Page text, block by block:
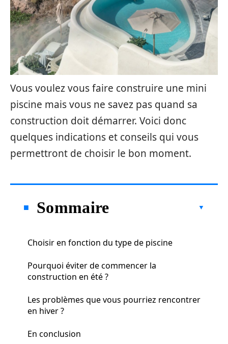
Vous voulez vous faire construire une mini
piscine mais vous ne savez pas quand sa
construction doit démarrer. Voici donc
quelques indications et conseils qui vous
permettront de choisir le bon moment.
Sommaire
Choisir en fonction du type de piscine
Pourquoi éviter de commencer la
construction en été ?
Les problèmes que vous pourriez rencontrer
en hiver ?
En conclusion